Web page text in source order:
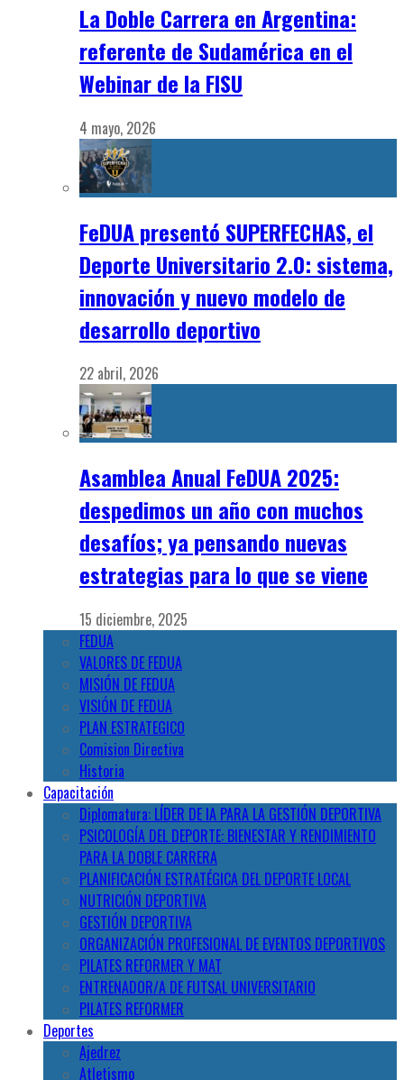
La Doble Carrera en Argentina:
referente de Sudamérica en el
Webinar de la FISU
4 mayo, 2026
FeDUA presentó SUPERFECHAS, el
Deporte Universitario 2.0: sistema,
innovación y nuevo modelo de
desarrollo deportivo
22 abril, 2026
Asamblea Anual FeDUA 2025:
despedimos un año con muchos
desafíos; ya pensando nuevas
estrategias para lo que se viene
15 diciembre, 2025
FEDUA
VALORES DE FEDUA
MISIÓN DE FEDUA
VISIÓN DE FEDUA
PLAN ESTRATEGICO
Comision Directiva
Historia
Capacitación
Diplomatura: LÍDER DE IA PARA LA GESTIÓN DEPORTIVA
PSICOLOGÍA DEL DEPORTE: BIENESTAR Y RENDIMIENTO
PARA LA DOBLE CARRERA
PLANIFICACIÓN ESTRATÉGICA DEL DEPORTE LOCAL
NUTRICIÓN DEPORTIVA
GESTIÓN DEPORTIVA
ORGANIZACIÓN PROFESIONAL DE EVENTOS DEPORTIVOS
PILATES REFORMER Y MAT
ENTRENADOR/A DE FUTSAL UNIVERSITARIO
PILATES REFORMER
Deportes
Ajedrez
Atletismo